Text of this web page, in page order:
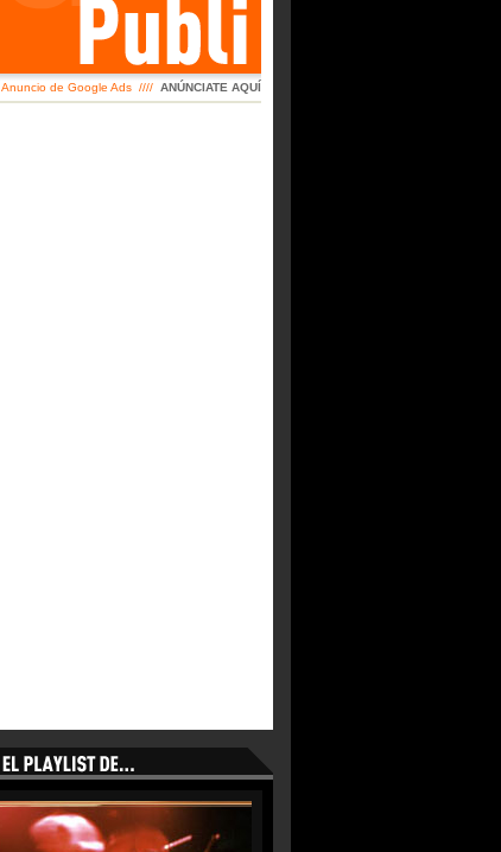
Anuncio de Google Ads //// ANÚNCIATE AQUÍ